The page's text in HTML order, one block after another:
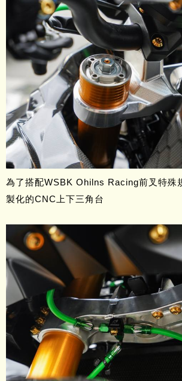
為了搭配WSBK Ohilns Racing前叉特殊
製化的CNC上下三角台